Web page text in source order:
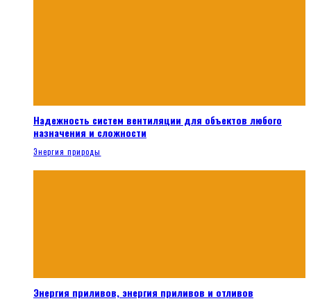
Надежность систем вентиляции для объектов любого
назначения и сложности
Энергия природы
Энергия приливов, энергия приливов и отливов